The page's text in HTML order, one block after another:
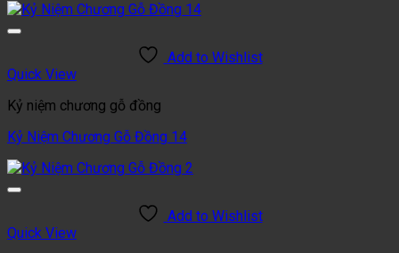
Add to Wishlist
Quick View
Kỷ niệm chương gỗ đồng
Kỷ Niệm Chương Gỗ Đồng 14
Add to Wishlist
Quick View